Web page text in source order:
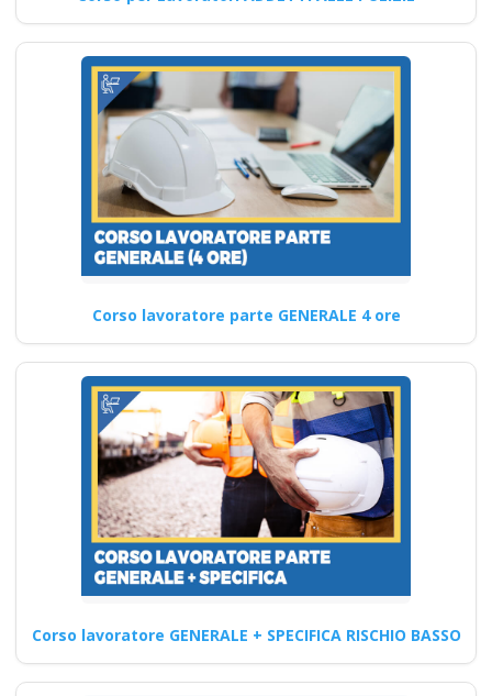
partecipare ai corsi
per formatori RSPP
conformi al nuovo
accordo del 2025?
corso formatore rspp
datore lavoratori
rischio basso medio
alto
Ente formativo di prestigio per
accordo stato…
Continua
Corso
aggiornamento D.lgs
81 2008: RSPP
medio Rischio -
formazione
Corso lavoratore parte GENERALE 4 ore
Corso lavoratore GENERALE + SPECIFICA RISCHIO BASSO